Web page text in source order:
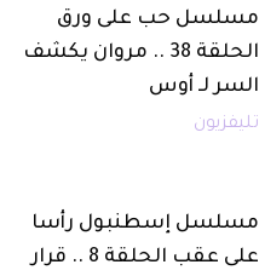
مسلسل حب على ورق
الحلقة 38 .. مروان يكشف
السر لـ أوس
تليفزيون
مسلسل إسطنبول رأسا
على عقب الحلقة 8 .. قرار